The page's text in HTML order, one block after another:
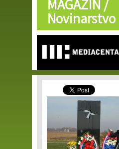
Skip to
main
content
MAGAZIN /
Novinarstvo